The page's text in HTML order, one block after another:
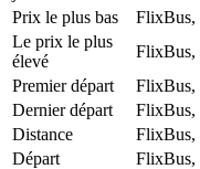
Prix ​​le plus bas
Le prix le plus
élevé
Premier départ
Dernier départ
Distance
Départ